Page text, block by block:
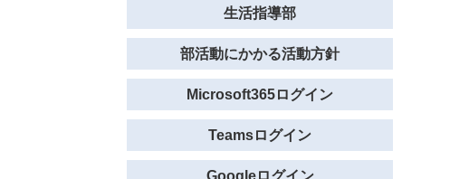
生活指導部
部活動にかかる活動方針
Microsoft365ログイン
Teamsログイン
Googleログイン